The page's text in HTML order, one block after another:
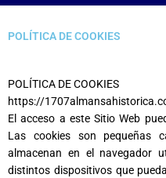
POLÍTICA DE COOKIES
POLÍTICA DE COOKIES
https://
El acceso a este Sitio Web
Las cookies son pequeñas
almacenan en el navegador
distintos dispositivos que